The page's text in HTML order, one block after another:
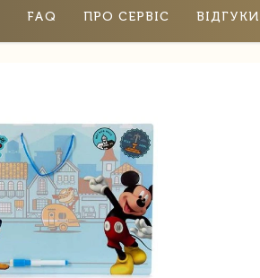
FAQ ПРО СЕРВІС ВІДГУКИ